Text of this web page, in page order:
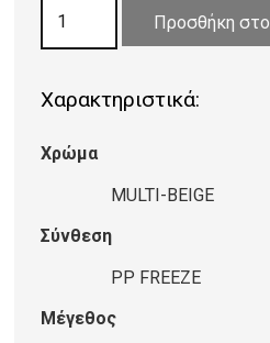
20824/Y
BEIGE
ποσότητα
Προσθήκη
Χαρακτηριστικά:
Χρώμα
MULTI-BEIGE
Σύνθεση
PP FREEZE
Μέγεθος